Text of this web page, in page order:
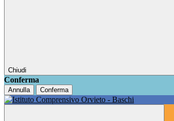
Chiudi
Conferma
Annulla Conferma